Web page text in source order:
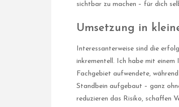
sichtbar zu machen – für dich
Umsetzung in
Interessanterweise sind die
inkrementell. Ich habe mit einem
Fachgebiet aufwendete,
Standbein aufgebaut – ganz
reduzieren das Risiko, schaffen